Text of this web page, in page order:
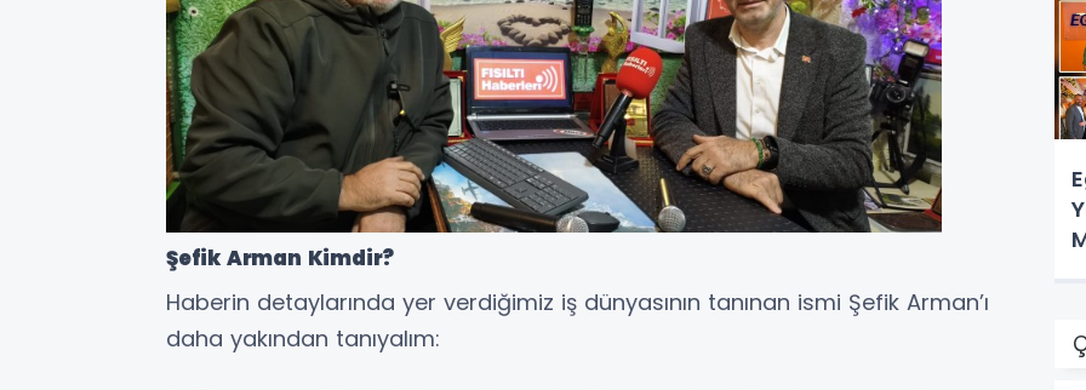
Şefik Arman Kimdir?
Haberin detaylarında yer verdiğimiz iş dünyasının tanınan ismi Şefik Arman’ı
daha yakından tanıyalım: